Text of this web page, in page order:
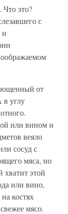
это?
с
и
от
углу
или вином и
веяло
сосуд с
мяса, но
хватит этой
или вино,
костях
мясо.